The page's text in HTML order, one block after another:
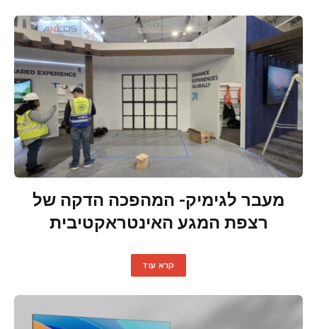
מעבר לגימיק- המהפכה הדקה של
רצפת המגע האינטראקטיבית
קרא עוד